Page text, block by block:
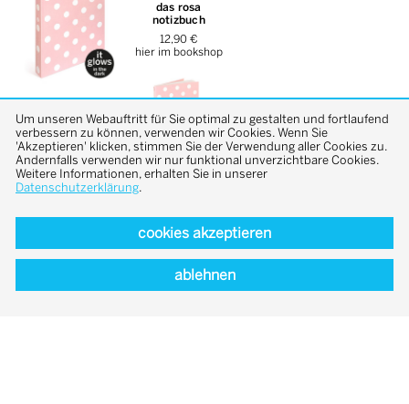
das rosa
notizbuch
12,90 €
hier im bookshop
Der «best architects award» zählt zu den führenden
Architekturauszeichnungen Europas und zeichnet
Projekte aus, die durch besondere architektonische
Qualität und eine eigenständige Haltung
Um unseren Webauftritt für Sie optimal zu gestalten und fortlaufend
verbessern zu können, verwenden wir Cookies. Wenn Sie
'Akzeptieren' klicken, stimmen Sie der Verwendung aller Cookies zu.
Andernfalls verwenden wir nur funktional unverzichtbare Cookies.
Weitere Informationen, erhalten Sie in unserer
Datenschutzerklärung.
cookies akzeptieren
ablehnen